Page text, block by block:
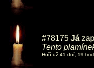
#78175 Já
Tento
Hoří už 41 dní, 19